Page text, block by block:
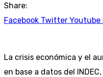
Share:
Facebook Twitter Youtube
La crisis económica y el
en base a datos del